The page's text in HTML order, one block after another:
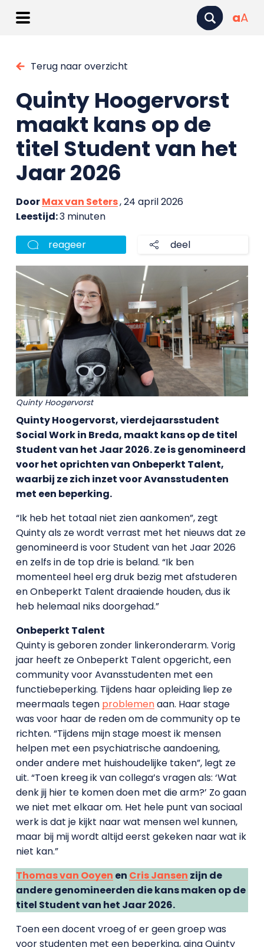
aA
Terug naar overzicht
Quinty Hoogervorst
maakt kans op de
titel Student van het
Jaar 2026
DoorMax van Seters, 24 april 2026
Leestijd:3 minuten
reageer deel
Quinty Hoogervorst
Quinty Hoogervorst, vierdejaarsstudent
Social Work in Breda, maakt kans op de titel
Student van het Jaar 2026. Ze is genomineerd
voor het oprichten van Onbeperkt Talent,
waarbij ze zich inzet voor Avansstudenten
met een beperking.
“Ik heb het totaal niet zien aankomen”, zegt
Quinty als ze wordt verrast met het nieuws dat ze
genomineerd is voor Student van het Jaar 2026
en zelfs in de top drie is beland. “Ik ben
momenteel heel erg druk bezig met afstuderen
en Onbeperkt Talent draaiende houden, dus ik
heb helemaal niks doorgehad.”
Onbeperkt Talent
Quinty is geboren zonder linkeronderarm. Vorig
jaar heeft ze Onbeperkt Talent opgericht, een
community voor Avansstudenten met een
functiebeperking. Tijdens haar opleiding liep ze
meermaals tegen problemenaan. Haar stage
was voor haar de reden om de community op te
richten. “Tijdens mijn stage moest ik mensen
helpen met een psychiatrische aandoening,
onder andere met huishoudelijke taken”, legt ze
uit. “Toen kreeg ik van collega’s vragen als: ‘Wat
denk jij hier te komen doen met die arm?’ Zo gaan
we niet met elkaar om. Het hele punt van sociaal
werk is dat je kijkt naar wat mensen wel kunnen,
maar bij mij wordt altijd eerst gekeken naar wat ik
niet kan.”
Thomas van Ooyen en Cris Jansen zijn de
andere genomineerden die kans maken op de
titel Student van het Jaar 2026.
Toen een docent vroeg of er geen groep was
voor studenten met een beperking, ging Quinty